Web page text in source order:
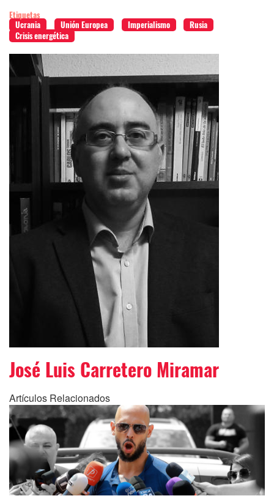
Etiquetas
Ucrania
Unión Europea Imperialismo
Rusia
Crisis energética
José Luis Carretero Miramar
Artículos Relacionados